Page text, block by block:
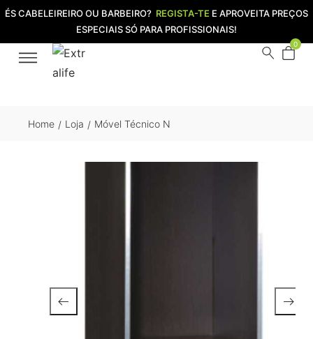
ÉS CABELEIREIRO OU BARBEIRO? REGISTA-TE E APROVEITA PREÇOS
ESPECIAIS SÓ PARA PROFISSIONAIS!
0
Home / Loja / Móvel Técnico N